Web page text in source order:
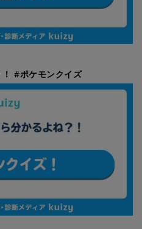
#ポケモンクイズ